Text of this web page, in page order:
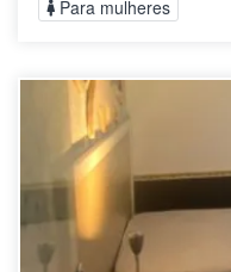
Para mulheres